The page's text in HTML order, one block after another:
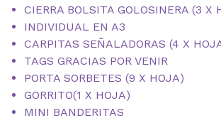
CIERRA BOLSITA GOLOSINERA (3 X
INDIVIDUAL EN A3
CARPITAS SEÑALADORAS (4 X
TAGS GRACIAS POR VENIR
PORTA SORBETES (9 X HOJA)
GORRITO(1 X HOJA)
MINI BANDERITAS